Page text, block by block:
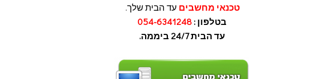
טכנאי מחשבים עד הבית שלך.
בטלפון :054-6341248
עד הבית 24/7 ביממה.